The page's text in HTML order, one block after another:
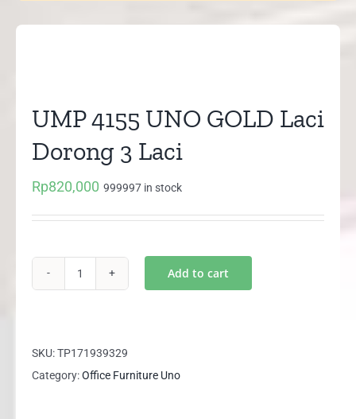
UMP 4155 UNO GOLD Laci
Dorong 3 Laci
Rp820,000 999997 in stock
GOLD
Laci
Add to cart
SKU:TP171939329
Category:Office Furniture Uno